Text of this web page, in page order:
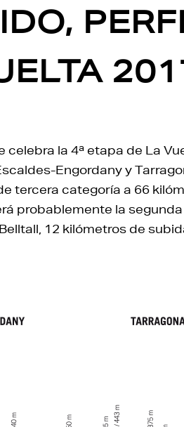
celebra la 4ª etapa de La
Engordany y
tercera categoría a 66
probablemente la
12 kilómetros de